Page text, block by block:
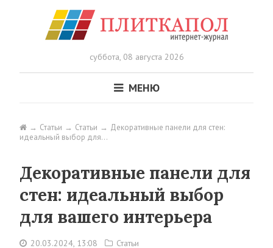
суббота,08 августа 2026
МЕНЮ
Статьи Статьи
Декоративные панели для стен:
идеальный выбор для…
Декоративные панели для
стен: идеальный выбор
для вашего интерьера
20.03.2024, 13:08 Статьи